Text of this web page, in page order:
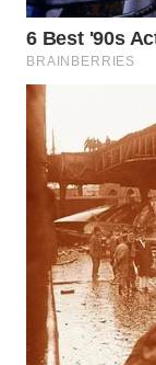
WAHANA
DESA
WISATA
LAPAK
WAHANA
Wahana
Network
KONSUMEN
LISTRIK
MASYARAKAT